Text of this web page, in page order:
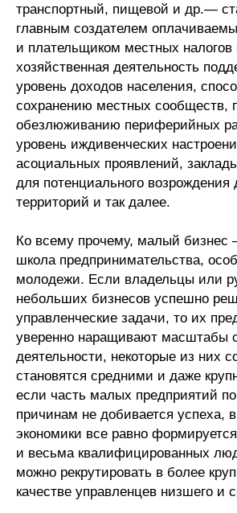
Российская Система
Мониторинга
Центр «Климатическая
экономика России»
Образование и карьера
Кафедра МФТИ
Аспирантура
Об аспирантуре
Поступление
Обучение
Нормативные документы
Диссертационный совет
транспортный, пищевой и др.—
главным создателем
и плательщиком местных
хозяйственная деятельность
уровень доходов населения,
сохранению местных сообществ,
обезлюживанию периферийных
уровень иждивенческих
асоциальных проявлений,
для потенциального возрождения
территорий и так далее.
Ко всему прочему, малый бизнес
школа предпринимательства,
молодежи. Если владельцы или
небольших бизнесов успешно
управленческие задачи, то их
уверенно наращивают масштабы
деятельности, некоторые из них
становятся средними и даже
если часть малых предприятий
причинам не добивается успеха,
экономики все равно
и весьма квалифицированных
можно рекрутировать в более
качестве управленцев низшего и